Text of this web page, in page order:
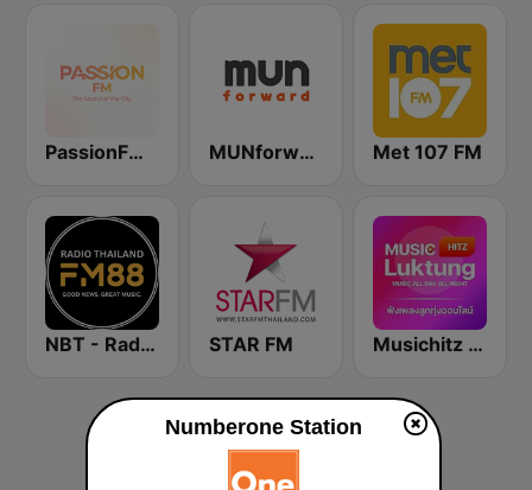
PassionFM by ONAIR PLUS Thailand MUNforward Met 107 FM
NBT - Radio Thailand 88 FM STAR FM Musichitz Radio Looktung ฟังเพลงลูกทุ่งออนไลน์ 24 ชั่วโมง
Numberone Station